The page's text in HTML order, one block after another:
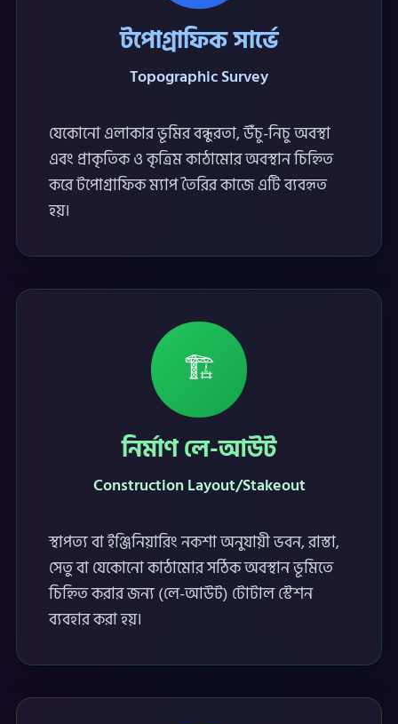
টপোগ্রাফিক সার্ভে
Topographic Survey
যেকোনো এলাকার ভূমির বন্ধুরতা, উঁচু-নিচু অবস্থা
এবং প্রাকৃতিক ও কৃত্রিম কাঠামোর অবস্থান চিহ্নিত
করে টপোগ্রাফিক ম্যাপ তৈরির কাজে এটি ব্যবহৃত
হয়।
🏗️
নির্মাণ লে-আউট
Construction Layout/Stakeout
স্থাপত্য বা ইঞ্জিনিয়ারিং নকশা অনুযায়ী ভবন, রাস্তা,
সেতু বা যেকোনো কাঠামোর সঠিক অবস্থান ভূমিতে
চিহ্নিত করার জন্য (লে-আউট) টোটাল স্টেশন
ব্যবহার করা হয়।